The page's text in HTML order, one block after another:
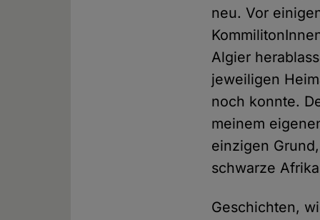
neu. Vor
Algier
jeweiligen
noch konnte.
meinem
einzigen
schwarze
Geschichten,